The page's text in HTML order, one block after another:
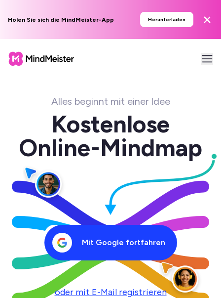
Holen Sie sich die MindMeister-App Herunterladen
Alles beginnt mit einer Idee
Kostenlose
Online-Mindmap
Mit Google fortfahren
oder mit E-Mail registrieren